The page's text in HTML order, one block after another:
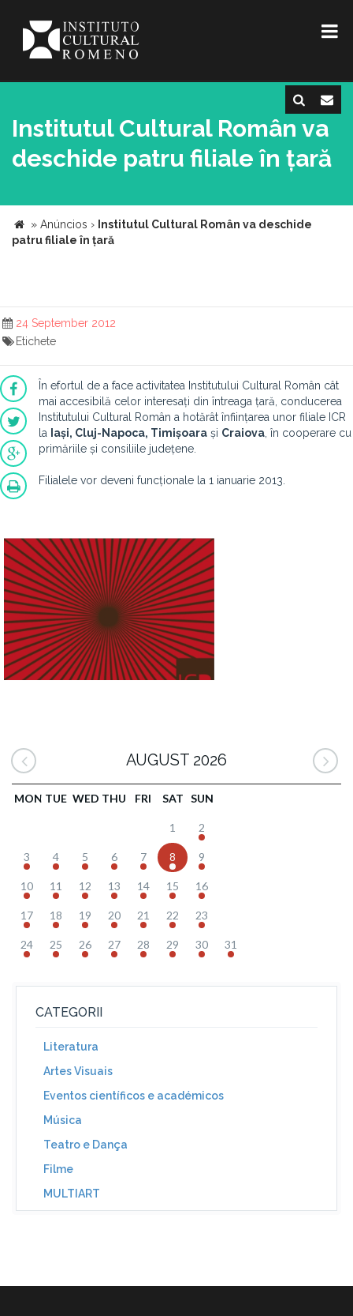
Institutul Cultural Român va
deschide patru filiale în țară
» Anúncios › Institutul Cultural Român va deschide
patru filiale în țară
24 September 2012
Etichete
În efortul de a face activitatea Institutului Cultural Român cât
mai accesibilă celor interesați din întreaga țară, conducerea
Institutului Cultural Român a hotărât înființarea unor filiale ICR
la
Iași, Cluj-Napoca, Timișoara și Craiova , în cooperare cu
primăriile și consiliile județene.
Filialele vor deveni funcționale la 1 ianuarie 2013.
AUGUST 2026
MON TUE WED THU FRI SAT SUN
1 2
3 4 5 6 7 8 9
10 11 12 13 14 15 16
17 18 19 20 21 22 23
24 25 26 27 28 29 30 31
CATEGORII
Literatura
Artes Visuais
Eventos científicos e académicos
Música
Teatro e Dança
Filme
MULTIART